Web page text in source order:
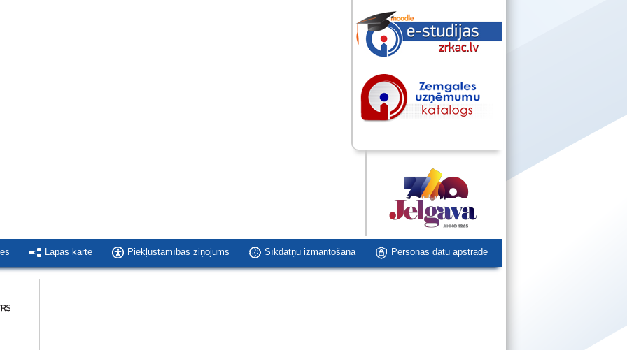
Lapas karte Piekļūstamības ziņojums Sīkdatņu izmantošana Personas datu apstrāde